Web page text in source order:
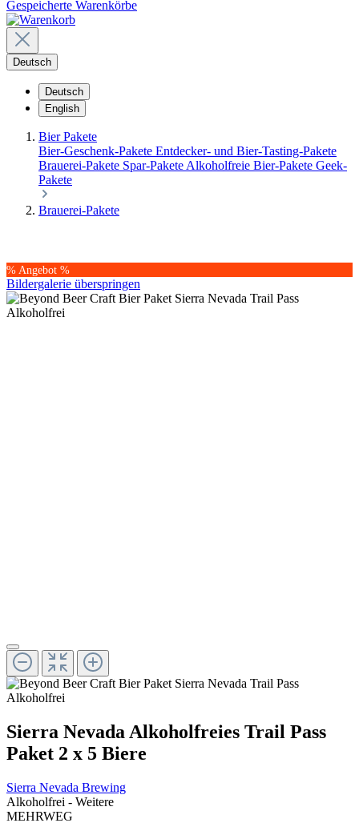
Gespeicherte Warenkörbe
Deutsch
Deutsch
English
Bier Pakete
Bier-Geschenk-Pakete Entdecker- und Bier-Tasting-Pakete
Brauerei-Pakete Spar-Pakete Alkoholfreie Bier-Pakete Geek-
Pakete
Brauerei-Pakete
% Angebot %
Bildergalerie überspringen
Sierra Nevada Alkoholfreies Trail Pass
Paket 2 x 5 Biere
Sierra Nevada Brewing
Alkoholfrei - Weitere
MEHRWEG